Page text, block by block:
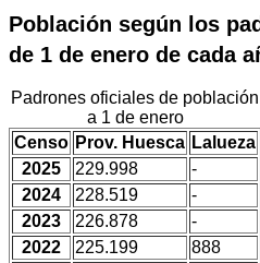
Población según los
de 1 de enero de cada
Padrones oficiales de población
a 1 de enero
Censo Prov. Huesca Lalueza
2025
229.998
-
2024
228.519
-
2023
226.878
-
2022
225.199
888